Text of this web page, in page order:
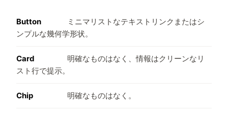
Button
ミニマリストなテキストリンクまたはシ
ンプルな幾何学形状。
Card
明確なものはなく、情報はクリーンなリ
スト行で提示。
Chip 明確なものはなく。